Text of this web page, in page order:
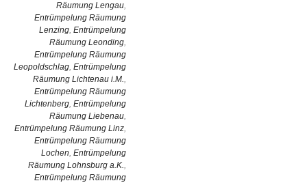
Räumung Lengau,
Entrümpelung Räumung
Lenzing, Entrümpelung
Räumung Leonding,
Entrümpelung Räumung
Leopoldschlag, Entrümpelung
Räumung Lichtenau i.M.,
Entrümpelung Räumung
Lichtenberg, Entrümpelung
Räumung Liebenau,
Entrümpelung Räumung Linz,
Entrümpelung Räumung
Lochen, Entrümpelung
Räumung Lohnsburg a.K.,
Entrümpelung Räumung